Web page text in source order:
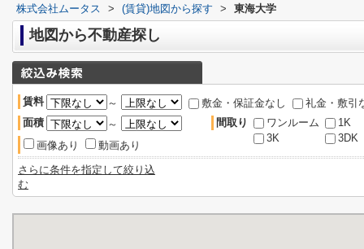
株式会社ムータス > (賃貸)地図から探す > 東海大学
地図から不動産探し
賃料 ～ 敷金・保証金なし
礼金・敷引
面積
～
画像あり
動画あり
間取り ワンルーム
1K
3K
3DK
さらに条件を指定して絞り込
む